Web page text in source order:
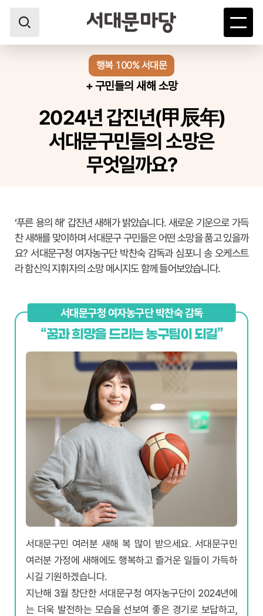
행복 100% 서대문
+ 구민들의 새해 소망
2024년 갑진년(甲辰年)
서대문구민들의 소망은
무엇일까요?
‘푸른 용의 해’ 갑진년 새해가 밝았습니다. 새로운 기운으로 가득
찬 새해를 맞이하며 서대문구 구민들은 어떤 소망을 품고 있을까
요? 서대문구청 여자농구단 박찬숙 감독과 심포니 송 오케스트
라 함신익 지휘자의 소망 메시지도 함께 들어보았습니다.
서대문구청 여자농구단 박찬숙 감독
“꿈과 희망을 드리는 농구팀이 되길”
서대문구민 여러분 새해 복 많이 받으세요. 서대문구민
여러분 가정에 새해에도 행복하고 즐거운 일들이 가득하
시길 기원하겠습니다.
지난해 3월 창단한 서대문구청 여자농구단이 2024년에
는 더욱 발전하는 모습을 선보여 좋은 경기로 보답하고,